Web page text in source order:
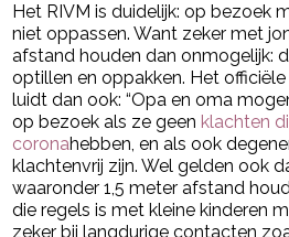
Het RIVM is duidelijk: op bezoek
niet oppassen. Want zeker met
afstand houden dan onmogelijk:
optillen en oppakken. Het
luidt dan ook: “Opa en oma
op bezoek als ze geen klachten
coronahebben, en als ook
klachtenvrij zijn. Wel gelden ook
waaronder 1,5 meter afstand
die regels is met kleine kinderen
zeker bij langdurige contacten